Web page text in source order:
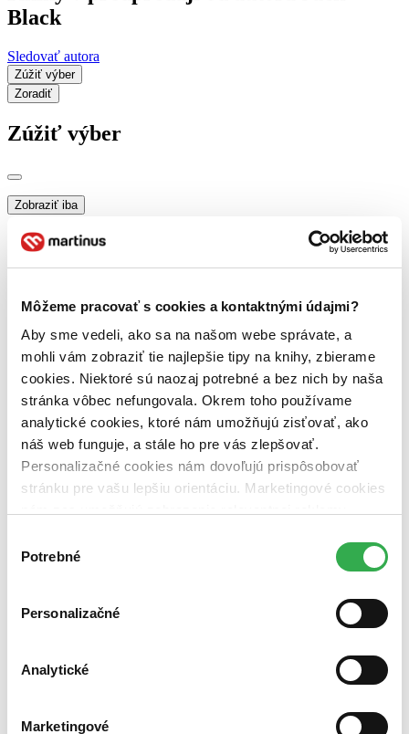
Môžeme pracovať s cookies a kontaktnými údajmi?
Aby sme vedeli, ako sa na našom webe správate, a
mohli vám zobraziť tie najlepšie tipy na knihy, zbierame
cookies. Niektoré sú naozaj potrebné a bez nich by naša
stránka vôbec nefungovala. Okrem toho používame
analytické cookies, ktoré nám umožňujú zisťovať, ako
náš web funguje, a stále ho pre vás zlepšovať.
Personalizačné cookies nám dovoľujú prispôsobovať
stránku pre vašu lepšiu orientáciu. Marketingové cookies
nám pomohlo, keby sme mohli používať všetky tieto
súhlasu
Potrebné
Personalizačné
Analytické
Marketingové
Black
Sledovať autora
Zúžiť výber
Zoradiť
Zúžiť výber
Zobraziť iba
zľavnené tituly (0 titulov)
predpredaj (0 titulov)predpredaj
pripravujeme (0 titulov)pripravujeme
dostupná (bez vypredaných) (0 titulov)
dostupná (bez
vypredaných)
Nové / čítané
nová (0 titulov)nová
čítaná (0 titulov)
čítaná
čítaná - výborný stav (0 titulov)čítaná - výborný stav
čítaná - mierne opotrebovaná (0 titulov)čítaná - mierne
opotrebovaná
Zúžiť výber
Bestsellery